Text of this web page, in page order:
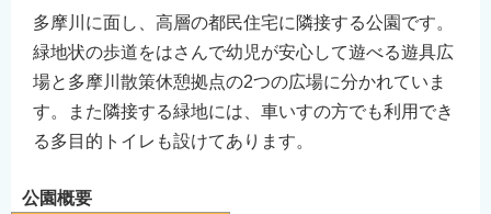
多摩川に面し、高層の都民住宅に隣接する公園です。
緑地状の歩道をはさんで幼児が安心して遊べる遊具広
場と多摩川散策休憩拠点の2つの広場に分かれていま
す。また隣接する緑地には、車いすの方でも利用でき
る多目的トイレも設けてあります。
公園概要